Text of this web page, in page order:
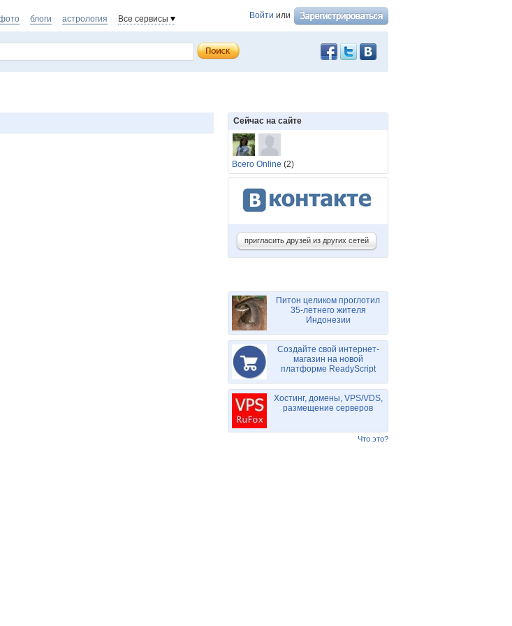
Войти или
блоги астрология Все сервисы
Сейчас на сайте
Всего Online (2)
пригласить друзей из других сетей
Питон целиком проглотил
35-летнего жителя
Индонезии
Создайте свой интернет-
магазин на новой
платформе ReadyScript
Хостинг, домены, VPS/VDS,
размещение серверов
Что это?